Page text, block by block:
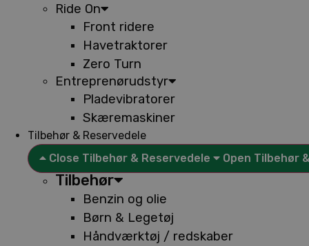
Ride On
Front ridere
Havetraktorer
Zero Turn
Entreprenørudstyr
Pladevibratorer
Skæremaskiner
Tilbehør & Reservedele
Close Tilbehør & Reservedele
Open Tilbehør
Tilbehør
Benzin og olie
Børn & Legetøj
Håndværktøj / redskaber